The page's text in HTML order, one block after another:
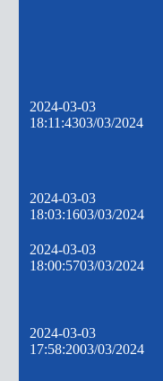
2024-03-03
18:11:4303/03/2024
2024-03-03
18:03:1603/03/2024
2024-03-03
18:00:5703/03/2024
2024-03-03
17:58:2003/03/2024